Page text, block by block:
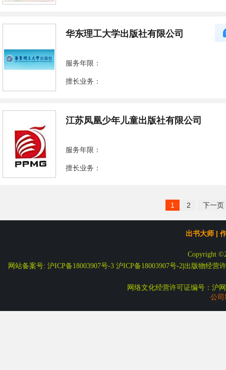
华东理工大学出版社有限公司
服务年限：
擅长业务：
江苏凤凰少年儿童出版社有限公司
服务年限：
擅长业务：
1 2 下一页
出书大师 |
Copyright
网站备案号: 沪ICP备18003907号-3 沪ICP备18003907号-2| 出版物经营
网络文化经营许可证编号：沪
公司